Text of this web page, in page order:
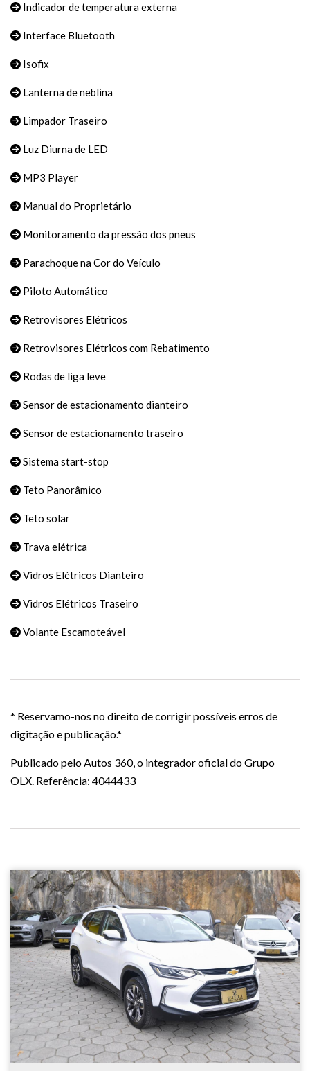
Indicador de temperatura externa
Interface Bluetooth
Isofix
Lanterna de neblina
Limpador Traseiro
Luz Diurna de LED
MP3 Player
Manual do Proprietário
Monitoramento da pressão dos pneus
Parachoque na Cor do Veículo
Piloto Automático
Retrovisores Elétricos
Retrovisores Elétricos com Rebatimento
Rodas de liga leve
Sensor de estacionamento dianteiro
Sensor de estacionamento traseiro
Sistema start-stop
Teto Panorâmico
Teto solar
Trava elétrica
Vidros Elétricos Dianteiro
Vidros Elétricos Traseiro
Volante Escamoteável
* Reservamo-nos no direito de corrigir possíveis erros de
digitação e publicação.*
Publicado pelo Autos 360, o integrador oficial do Grupo
OLX. Referência: 4044433